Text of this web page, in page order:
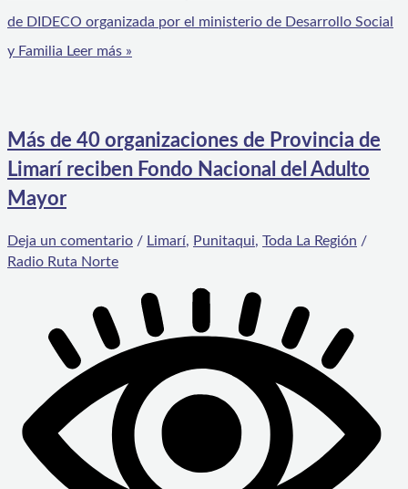
de DIDECO organizada por el ministerio de Desarrollo Social
y Familia Leer más »
Más de 40 organizaciones de Provincia de
Limarí reciben Fondo Nacional del Adulto
Mayor
Deja un comentario / Limarí, Punitaqui, Toda La Región /
Radio Ruta Norte